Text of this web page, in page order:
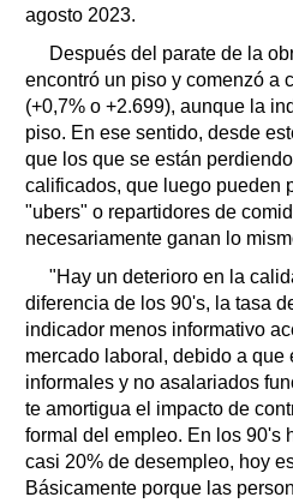
agosto 2023.
Después del parate de la
encontró un piso y comenzó a
(+0,7% o +2.699), aunque la
piso. En ese sentido, desde
que los que se están
calificados, que luego pueden
"ubers" o repartidores de
necesariamente ganan lo
"Hay un deterioro en la
diferencia de los 90's, la tasa
indicador menos informativo
mercado laboral, debido a que
informales y no asalariados
te amortigua el impacto de
formal del empleo. En los 90's
casi 20% de desempleo, hoy
Básicamente porque las